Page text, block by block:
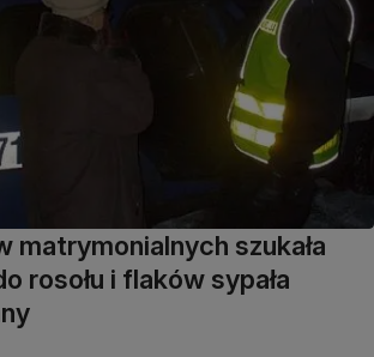
matrymonialnych szukała
rosołu i flaków sypała